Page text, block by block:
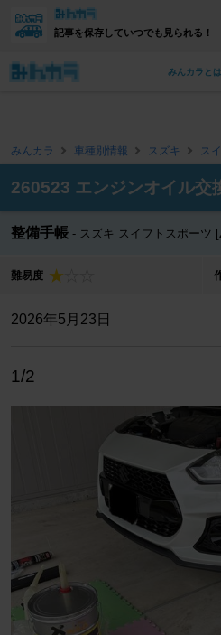
記事を保存していつでも見られる！
みんカラと
みんカラ 車種別情報 スズキ ス
260523 エンジンオイル交
整備手帳 スズキ スイフトスポーツ
難易度
2026年5月23日
1/2